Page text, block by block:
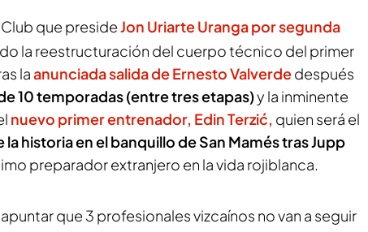
que presideJon Uriarte Uranga por segunda
la reestructuración del cuerpo técnico del primer
laanunciada salida de Ernesto Valverdedespués
10 temporadas (entre tres etapas)y la inminente
nuevo primer entrenador, Edin Terzić, quien será el
historia en el banquillo de San Mamés tras Jupp
preparador extranjero en la vida rojiblanca.
que 3 profesionales vizcaínos no van a seguir